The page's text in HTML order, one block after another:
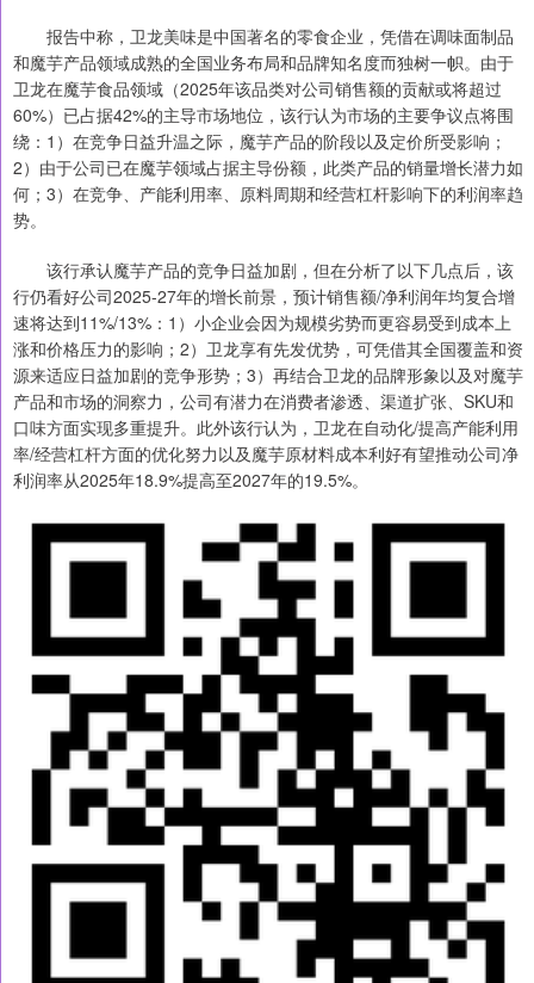
报告中称，卫龙美味是中国著名的零食企业，凭借在调味面制品
和魔芋产品领域成熟的全国业务布局和品牌知名度而独树一帜。由于
卫龙在魔芋食品领域（2025年该品类对公司销售额的贡献或将超过
60%）已占据42%的主导市场地位，该行认为市场的主要争议点将围
绕：1）在竞争日益升温之际，魔芋产品的阶段以及定价所受影响；
2）由于公司已在魔芋领域占据主导份额，此类产品的销量增长潜力如
何；3）在竞争、产能利用率、原料周期和经营杠杆影响下的利润率趋
势。
该行承认魔芋产品的竞争日益加剧，但在分析了以下几点后，该
行仍看好公司2025-27年的增长前景，预计销售额/净利润年均复合增
速将达到11%/13%：1）小企业会因为规模劣势而更容易受到成本上
涨和价格压力的影响；2）卫龙享有先发优势，可凭借其全国覆盖和资
源来适应日益加剧的竞争形势；3）再结合卫龙的品牌形象以及对魔芋
产品和市场的洞察力，公司有潜力在消费者渗透、渠道扩张、SKU和
口味方面实现多重提升。此外该行认为，卫龙在自动化/提高产能利用
率/经营杠杆方面的优化努力以及魔芋原材料成本利好有望推动公司净
利润率从2025年18.9%提高至2027年的19.5%。